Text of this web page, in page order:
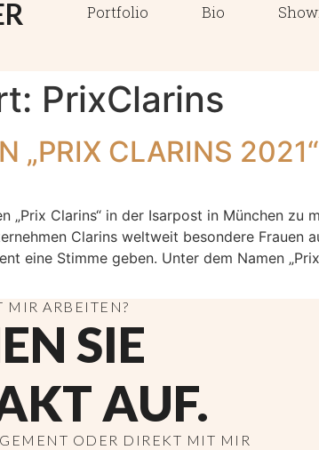
Portfolio Bio
PrixClarins
„PRIX CLARINS 2021“
„Prix Clarins“ in der Isarpost in München
Clarins weltweit besondere
eine Stimme geben. Unter dem Namen
ARBEITEN?
SIE
AUF.
ODER DIREKT MIT MIR